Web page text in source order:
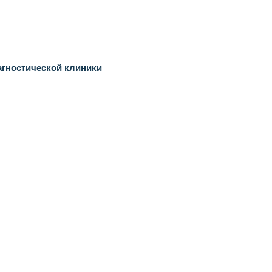
клиники